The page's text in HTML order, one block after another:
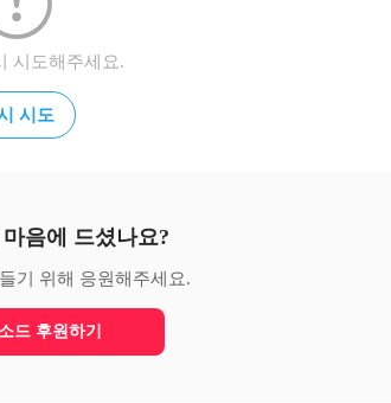
시도해주세요.
시도
음에 드셨나요?
기 위해 응원해주세요.
드 후원하기